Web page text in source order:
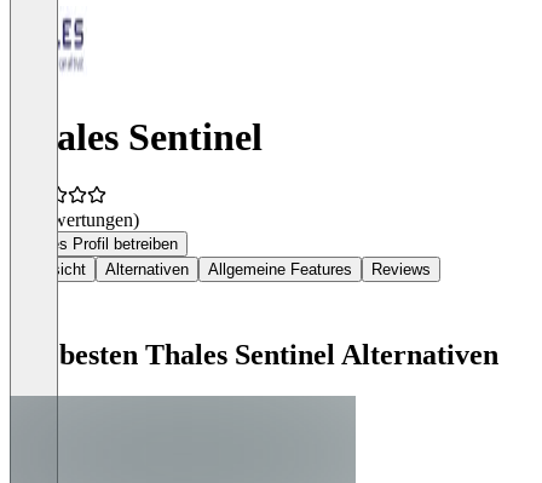
Thales Sentinel
(0 Bewertungen)
Dieses Profil betreiben
Übersicht
Alternativen Allgemeine Features Reviews
Die besten Thales Sentinel Alternativen